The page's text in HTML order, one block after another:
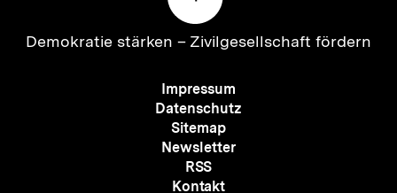
Zur
Demokratie stärken – Zivilgesellschaft fördern
Meta-
Navigation
Impressum
Datenschutz
Sitemap
Newsletter
RSS
Kontakt